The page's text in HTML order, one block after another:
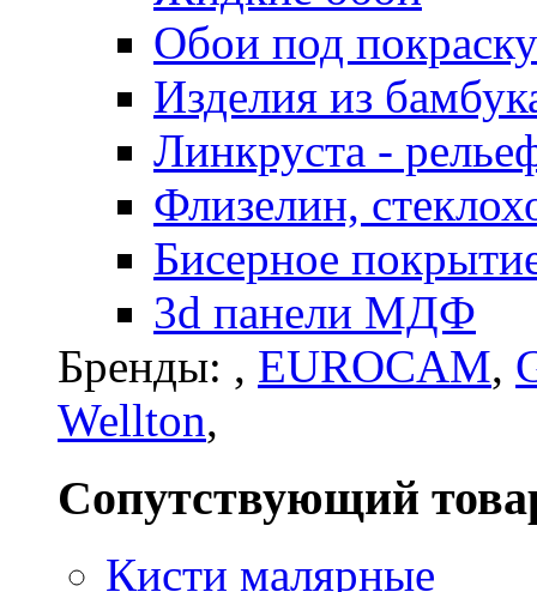
Обои под покраску
Изделия из
Линкруста -
Флизелин,
Бисерное
3d панели МДФ
Бренды: , EUROCAM,
Wellton,
Сопутствующий
Кисти малярные